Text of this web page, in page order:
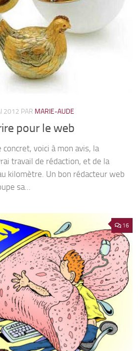
2012 PAR MARIE-AUDE
pour le web
voici à mon avis, la
travail de rédaction, et de la
kilomètre. Un bon rédacteur web
sa...
16